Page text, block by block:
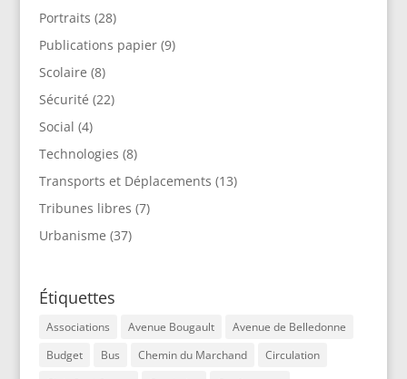
Portraits (28)
Publications papier(9)
Scolaire (8)
Sécurité (22)
Social (4)
Technologies (8)
Transports et Déplacements (13)
Tribunes libres (7)
Urbanisme (37)
Étiquettes
Associations Avenue Bougault
Avenue de Belledonne
Budget
Bus Chemin du Marchand
Circulation